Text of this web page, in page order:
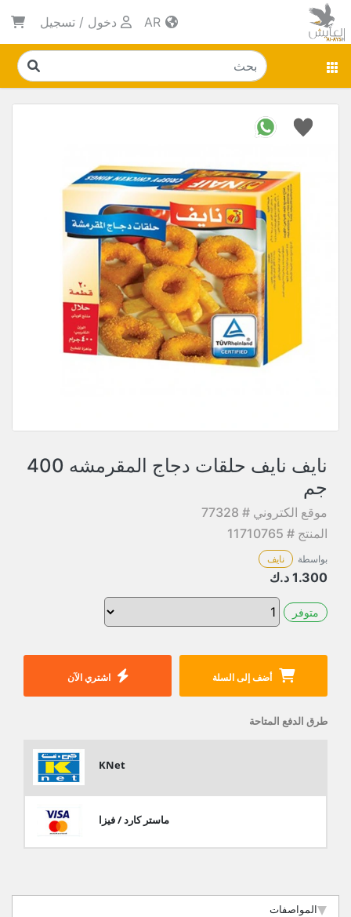
دخول / تسجيل
نايف نايف حلقات دجاج المقرمشه 400
جم
موقع الكتروني # 77328
المنتج # 11710765
بواسطة نايف
1.300 د.ك
متوفر
أضف إلى السلة اشتري الآن
طرق الدفع المتاحة
KNet
ماستر كارد / فيزا
المواصفات